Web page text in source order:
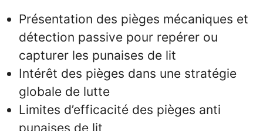
Présentation des pièges mécaniques et
détection passive pour repérer ou
capturer les punaises de lit
Intérêt des pièges dans une stratégie
globale de lutte
Limites d’efficacité des pièges anti
punaises de lit